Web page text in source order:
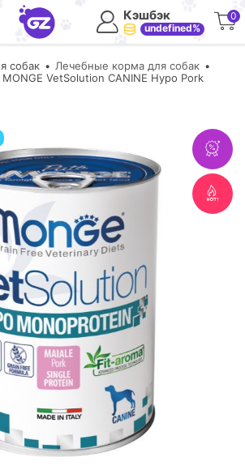
Кэшбэк
undefined%
0
собак
Лечебные корма для собак
MONGE VetSolution CANINE Hypo Pork